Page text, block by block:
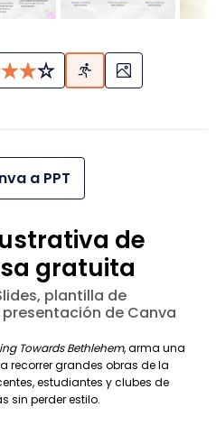
a PPT
de
gratuita
plantilla de
de Canva
Towards Bethlehem, arma una
recorrer grandes obras de la
estudiantes y clubes de
sin perder estilo.